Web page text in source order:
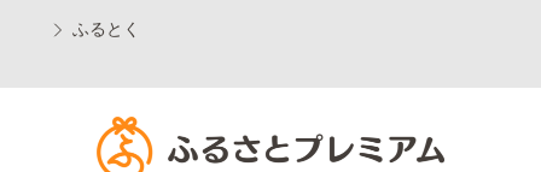
ふるとく